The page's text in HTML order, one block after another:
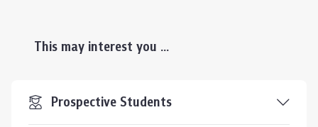
This may interest you ...
Prospective Students